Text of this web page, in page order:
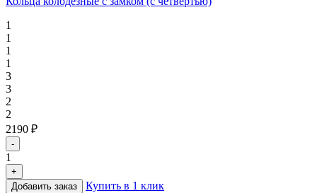
1
1
1
1
3
3
2
2
2190 ₽
-
1
+
Добавить заказ
Купить в 1 клик